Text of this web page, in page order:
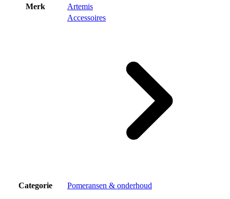
Merk
Artemis
Categorie
Accessoires
Pomeransen & onderhoud